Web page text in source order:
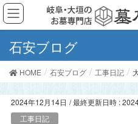
石安ブログ
HOME 石安ブログ 工事日記
2024年12月14日 / 最終更新日時 :
工事日記